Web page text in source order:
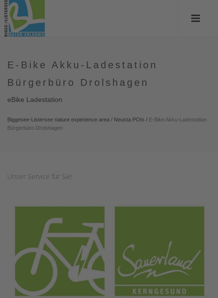
E-Bike Akku-Ladestation
Bürgerbüro Drolshagen
eBike Ladestation
Biggesee-Listersee nature experience area / Neusta POIs / E-Bike Akku-Ladestation
Bürgerbüro Drolshagen
Unser Service für Sie!